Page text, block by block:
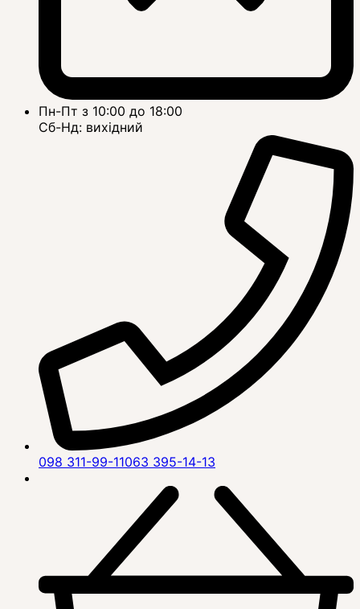
Пн-Пт з 10:00 до 18:00
Сб-Нд: вихідний
098 311-99-11063 395-14-13